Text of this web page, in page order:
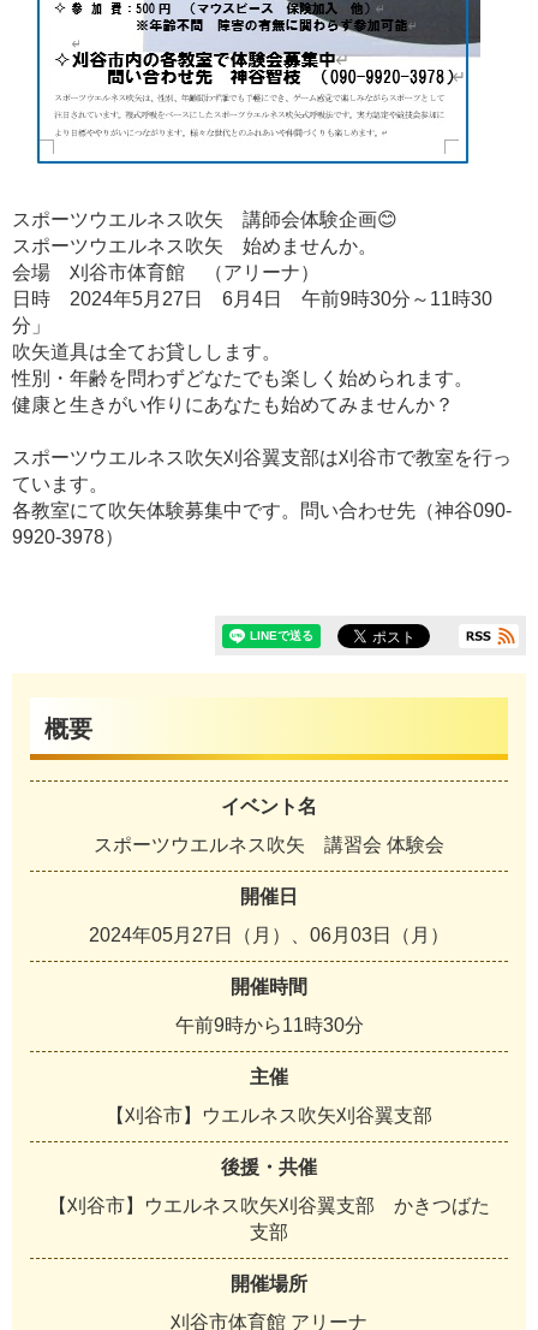
スポーツウエルネス吹矢 講師会体験企画😊
スポーツウエルネス吹矢 始めませんか。
会場 刈谷市体育館 （アリーナ）
日時 2024年5月27日 6月4日 午前9時30分～11時30
分」
吹矢道具は全てお貸しします。
性別・年齢を問わずどなたでも楽しく始められます。
健康と生きがい作りにあなたも始めてみませんか？
スポーツウエルネス吹矢刈谷翼支部は刈谷市で教室を行っ
ています。
各教室にて吹矢体験募集中です。問い合わせ先（神谷090-
9920-3978）
概要
イベント名
スポーツウエルネス吹矢 講習会 体験会
開催日
2024年05月27日（月）、06月03日（月）
開催時間
午前9時から11時30分
主催
【刈谷市】ウエルネス吹矢刈谷翼支部
後援・共催
【刈谷市】ウエルネス吹矢刈谷翼支部 かきつばた
支部
開催場所
刈谷市体育館 アリーナ